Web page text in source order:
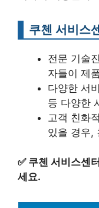
쿠첸 서비스
전문 기술
자들이 제
다양한 서
등 다양한
고객 친화
있을 경우,
✅ 쿠첸 서비스센
세요.